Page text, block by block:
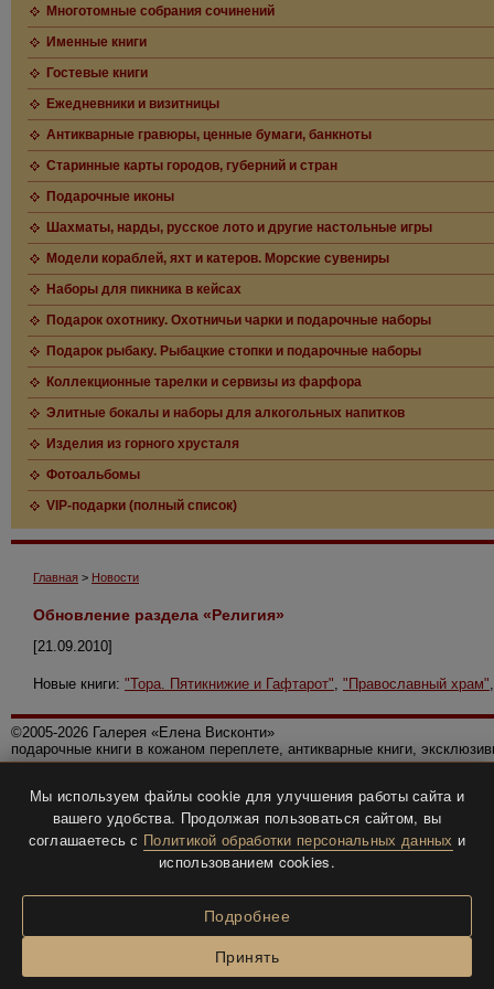
Многотомные собрания сочинений
Именные книги
Гостевые книги
Ежедневники и визитницы
Антикварные гравюры, ценные бумаги, банкноты
Старинные карты городов, губерний и стран
Подарочные иконы
Шахматы, нарды, русское лото и другие настольные игры
Модели кораблей, яхт и катеров. Морские сувениры
Наборы для пикника в кейсах
Подарок охотнику. Охотничьи чарки и подарочные наборы
Подарок рыбаку. Рыбацкие стопки и подарочные наборы
Коллекционные тарелки и сервизы из фарфора
Элитные бокалы и наборы для алкогольных напитков
Изделия из горного хрусталя
Фотоальбомы
VIP-подарки (полный список)
Главная > Новости
Обновление раздела «Религия»
[21.09.2010]
Новые книги: "Тора. Пятикнижие и Гафтарот", "Православный храм"
©2005-2026 Галерея «Елена Висконти»
подарочные книги в кожаном переплете, антикварные книги,
Политика конфиденциальности
Все права защищены.
Разработка и дизайнBTV-info.
Мы используем файлы cookie для улучшения работы сайта и
вашего удобства. Продолжая пользоваться сайтом, вы
соглашаетесь с Политикой обработки персональных данных и
использованием cookies.
Подробнее
Принять